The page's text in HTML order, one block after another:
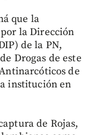
que la
la Dirección
de la PN,
Drogas de este
de
institución en
de Rojas,